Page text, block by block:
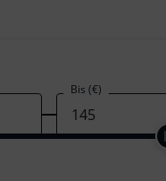
Bis (€)